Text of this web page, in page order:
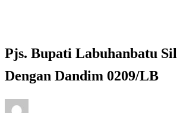
Pjs. Bupati Labuhanbatu
Dengan Dandim 0209/LB